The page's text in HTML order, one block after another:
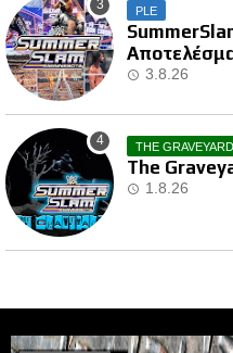
PLE
3.8.26
THE
The
1.8.26